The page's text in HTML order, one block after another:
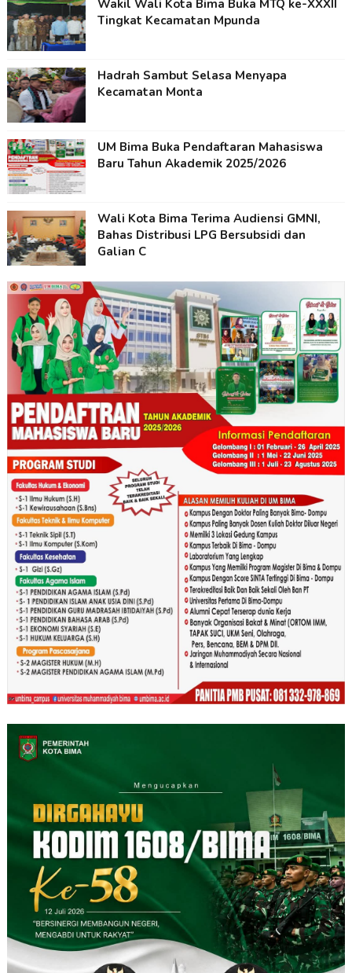
Wakil Wali Kota Bima Buka MTQ ke-XXXII
Tingkat Kecamatan Mpunda
Hadrah Sambut Selasa Menyapa
Kecamatan Monta
UM Bima Buka Pendaftaran Mahasiswa
Baru Tahun Akademik 2025/2026
Wali Kota Bima Terima Audiensi GMNI,
Bahas Distribusi LPG Bersubsidi dan
Galian C